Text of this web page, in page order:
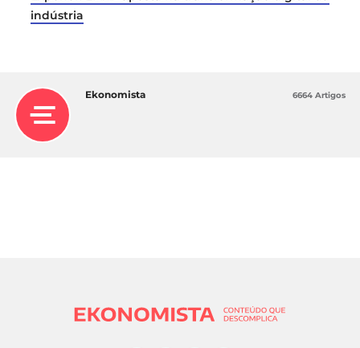
indústria
Ekonomista 6664 Artigos